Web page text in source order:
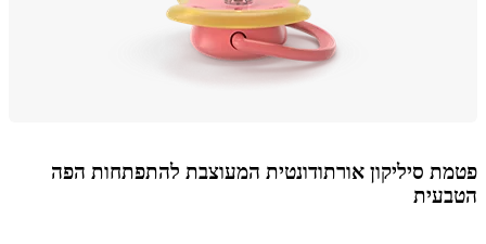
סיליקון אורתודונטית המעוצבת להתפתחות הפה